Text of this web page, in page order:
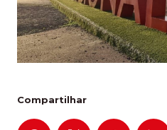
Compartilhar